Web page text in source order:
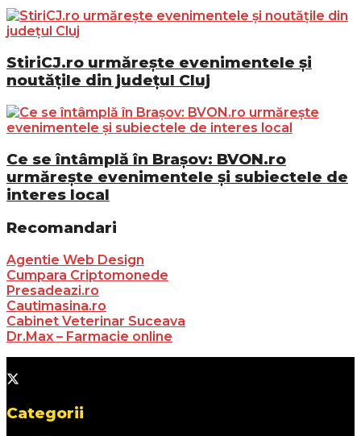
StiriCJ.ro urmărește evenimentele și
noutățile din județul Cluj
Ce se întâmplă în Brașov: BVON.ro
urmărește evenimentele și subiectele de
interes local
Recomandari
Agentie Web Design
Cumpara Criptomonede
Presadeazi.ro
Cautimasina.ro
Cabinet Veterinar Suceava
Dr.Max – Farmacie online
Categorii